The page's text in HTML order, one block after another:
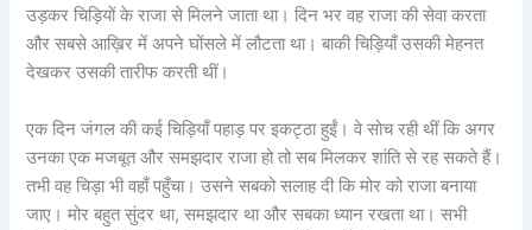
उड़कर चिड़ियों के राजा से मिलने जाता था। दिन भर वह राजा की सेवा करता
और सबसे आख़िर में अपने घोंसले में लौटता था। बाकी चिड़ियाँ उसकी मेहनत
देखकर उसकी तारीफ करती थीं।
एक दिन जंगल की कई चिड़ियाँ पहाड़ पर इकट्ठा हुईं। वे सोच रही थीं कि अगर
उनका एक मजबूत और समझदार राजा हो तो सब मिलकर शांति से रह सकते हैं।
तभी वह चिड़ा भी वहाँ पहुँचा। उसने सबको सलाह दी कि मोर को राजा बनाया
जाए। मोर बहुत सुंदर था, समझदार था और सबका ध्यान रखता था। सभी